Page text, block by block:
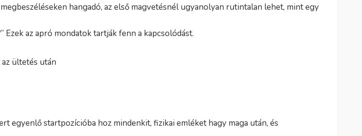
hangadó, az első magvetésnél ugyanolyan rutintalan lehet, mint egy
az apró mondatok tartják fenn a kapcsolódást.
egyenlő startpozícióba hoz mindenkit, fizikai emléket hagy maga után, és